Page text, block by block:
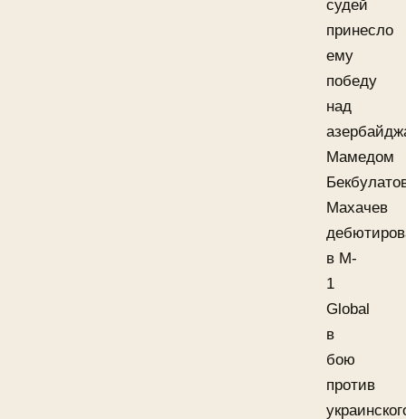
судей
принесло
ему
победу
над
Мамедом
Махачев
в M-
1
Global
в
бою
против